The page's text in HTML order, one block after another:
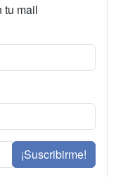
tu mail
¡Suscribirme!